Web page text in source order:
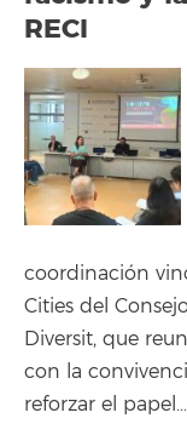
RECI
coordinación
Cities del
Diversit, que
con la
reforzar el papel…